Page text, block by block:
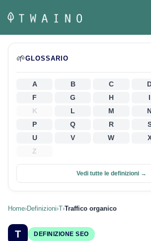
contenuto
🌱GLOSSARIO
A B C
F
G H I
K
L M
P
Q R
U
V W
Z
Vedi tutte le definizioni →
Home›Definizioni›T›Traffico organico
T DEFINIZIONE SEO